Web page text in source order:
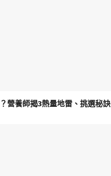
營養師揭3熱量地雷、挑選秘訣